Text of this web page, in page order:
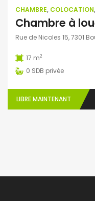
CHAMBRE, COLOCATION,
Chambre à
Rue de Nicoles 15, 7301
17 m2
0 SDB privée
LIBRE MAINTENANT